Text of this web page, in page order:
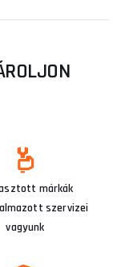
márkák
szervizei
vagyunk